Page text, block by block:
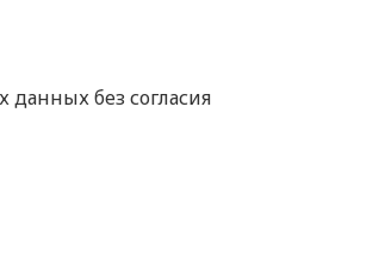
данных без согласия